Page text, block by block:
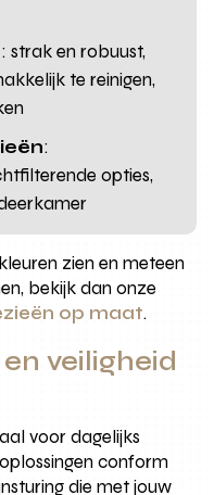
: strak en robuust,
te reinigen,
:
opties,
zien en meteen
bekijk dan onze
op maat.
veiligheid
voor dagelijks
conform
die met jouw